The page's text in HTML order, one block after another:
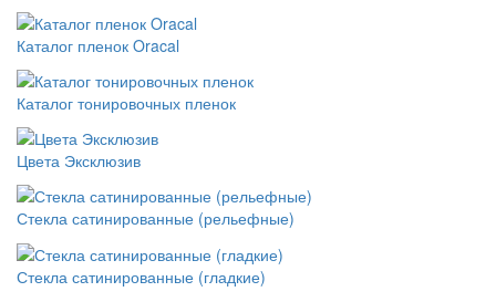
Каталог пленок Oracal
Каталог тонировочных пленок
Цвета Эксклюзив
Стекла сатинированные (рельефные)
Стекла сатинированные (гладкие)